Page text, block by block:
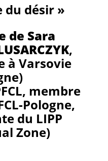
du désir »
de Sara
,
à Varsovie
membre
Pologne,
du LIPP
Zone)